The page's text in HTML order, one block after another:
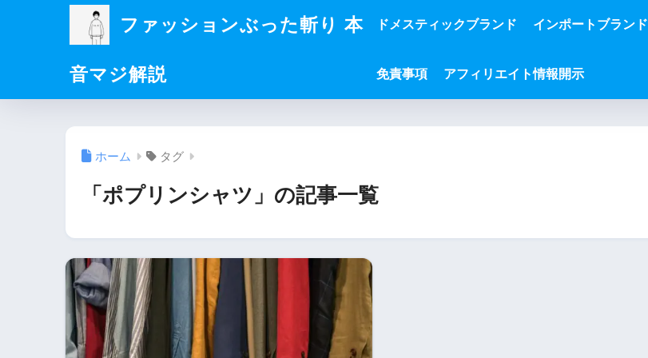
ファッションぶった斬り 本
音マジ解説
ドメスティックブランド インポートブランド
免責事項 アフィリエイト情報開示
ホーム タグ
「ポプリンシャツ」の記事一覧